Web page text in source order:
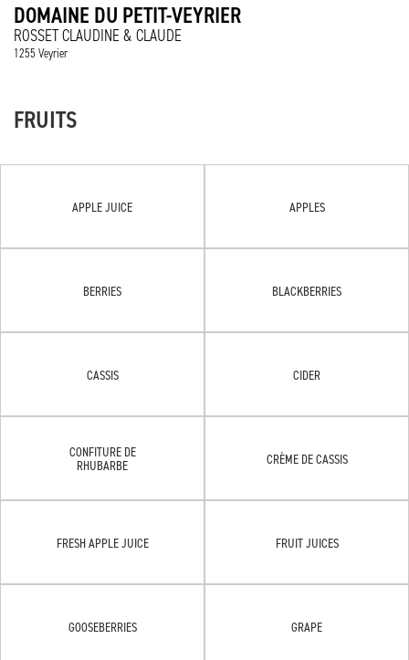
DOMAINE DU PETIT-VEYRIER
ROSSET CLAUDINE & CLAUDE
1255 Veyrier
FRUITS
APPLE JUICE APPLES
BERRIES BLACKBERRIES
CASSIS CIDER
CONFITURE DE
RHUBARBE
CRÈME DE CASSIS
FRESH APPLE JUICE FRUIT JUICES
GOOSEBERRIES GRAPE